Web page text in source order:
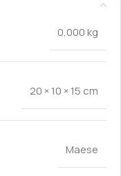
0,000 kg
20 × 10 × 15 cm
Maese